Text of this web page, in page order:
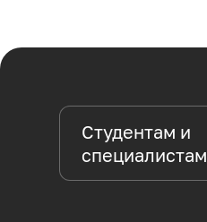
Студентам и
специалистам